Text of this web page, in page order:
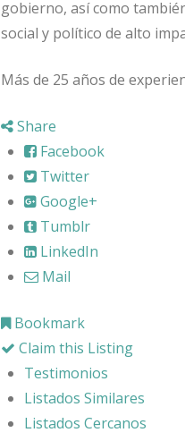
gobierno, así como
social y político de alto
Más de 25 años de
Share
Facebook
Twitter
Google+
Tumblr
LinkedIn
Mail
Bookmark
Claim this Listing
Testimonios
Listados Similares
Listados Cercanos